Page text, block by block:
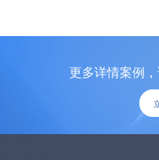
更多详情案例